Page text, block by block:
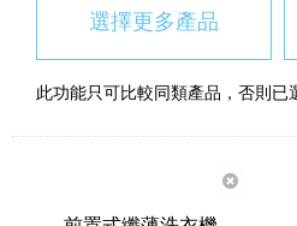
選擇更多產品
此功能只可比較同類產品，否則已